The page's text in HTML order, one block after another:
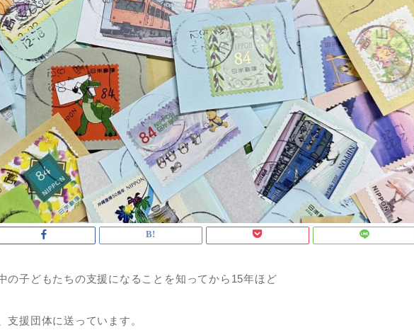
の子どもたちの支援になることを知ってから15年ほど
支援団体に送っています。